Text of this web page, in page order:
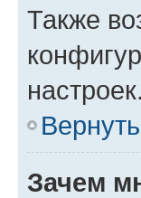
Также
настроек.
Зачем